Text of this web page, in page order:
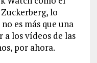
lo
es más que una
a los vídeos de las
por ahora.